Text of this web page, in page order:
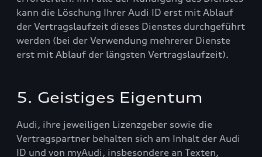
kann die Löschung Ihrer Audi ID erst mit Ablauf
der Vertragslaufzeit dieses Dienstes durchgeführt
werden (bei der Verwendung mehrerer Dienste
erst mit Ablauf der längsten Vertragslaufzeit).
5. Geistiges Eigentum
Audi, ihre jeweiligen Lizenzgeber sowie die
Vertragspartner behalten sich am Inhalt der Audi
ID und von myAudi, insbesondere an Texten,